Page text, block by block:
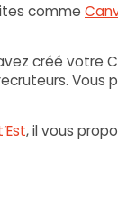
comme
créé votre
Vous
, il vous